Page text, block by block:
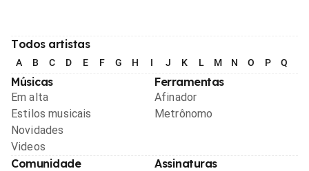
Todos artistas
A B C D E F G H I J K L M N O P Q
Músicas
Em alta
Estilos musicais
Novidades
Videos
Ferramentas
Afinador
Metrônomo
Comunidade Assinaturas